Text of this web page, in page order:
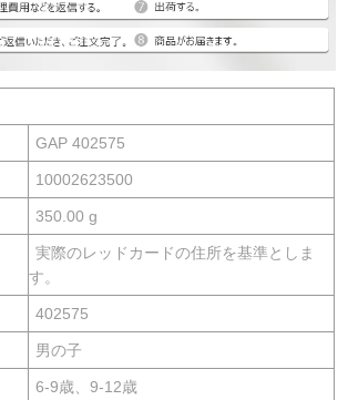
GAP 402575
10002623500
350.00 g
実際のレッドカードの住所を基準としま
す。
402575
男の子
6-9歳、9-12歳